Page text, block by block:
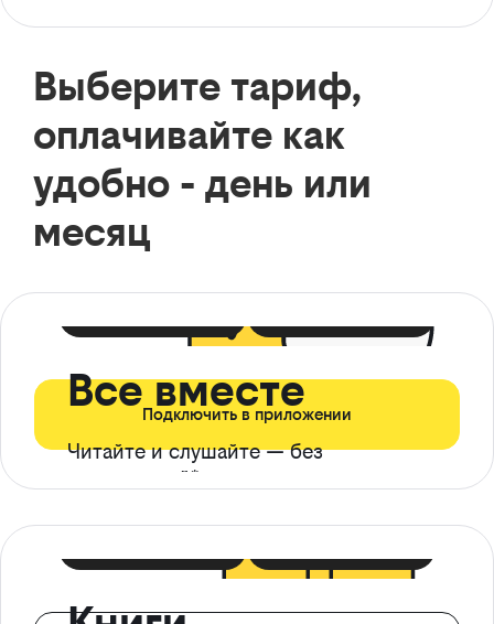
Выберите тариф,
оплачивайте как
удобно - день или
месяц
Все вместе
Читайте и слушайте — без
ограничений*
Подключить в приложении